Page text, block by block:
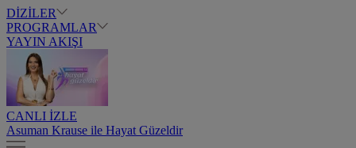
DİZİLER
PROGRAMLAR
YAYIN AKIŞI
CANLI İZLE
Asuman Krause ile Hayat Güzeldir